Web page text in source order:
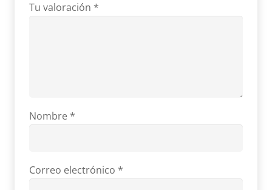
Tu valoración *
Nombre *
Correo electrónico *